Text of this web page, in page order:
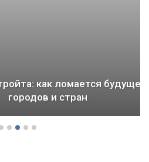
как ломается будущее
и стран